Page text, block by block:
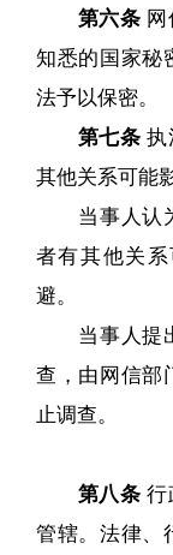
第六条网
知悉的国家秘
法予以保密。
第七条执
其他关系可能
当事人认为
者有其他关
避。
当事人提出
查，由网信部
止调查。
第八条行
管辖。法律、